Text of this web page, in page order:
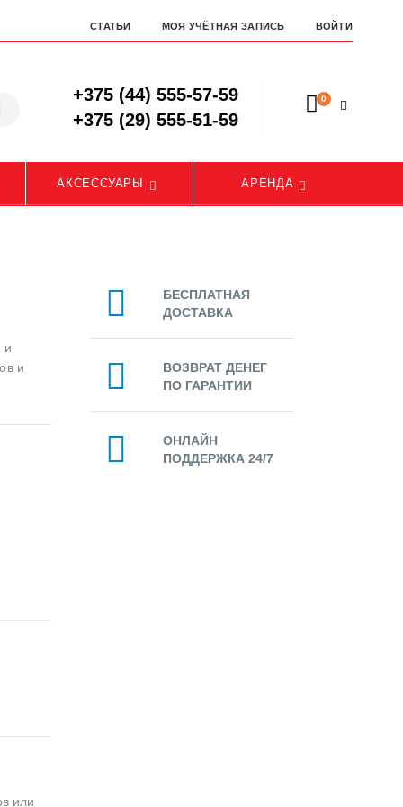
СТАТЬИ МОЯ УЧЁТНАЯ ЗАПИСЬ ВОЙТИ
+375 (44) 555-57-59
+375 (29) 555-51-59
0
АКСЕССУАРЫ АРЕНДА
и
и
или
БЕСПЛАТНАЯ
ДОСТАВКА
ВОЗВРАТ ДЕНЕГ
ПО ГАРАНТИИ
ОНЛАЙН
ПОДДЕРЖКА 24/7